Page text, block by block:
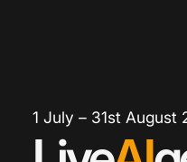
1 July – 31st August